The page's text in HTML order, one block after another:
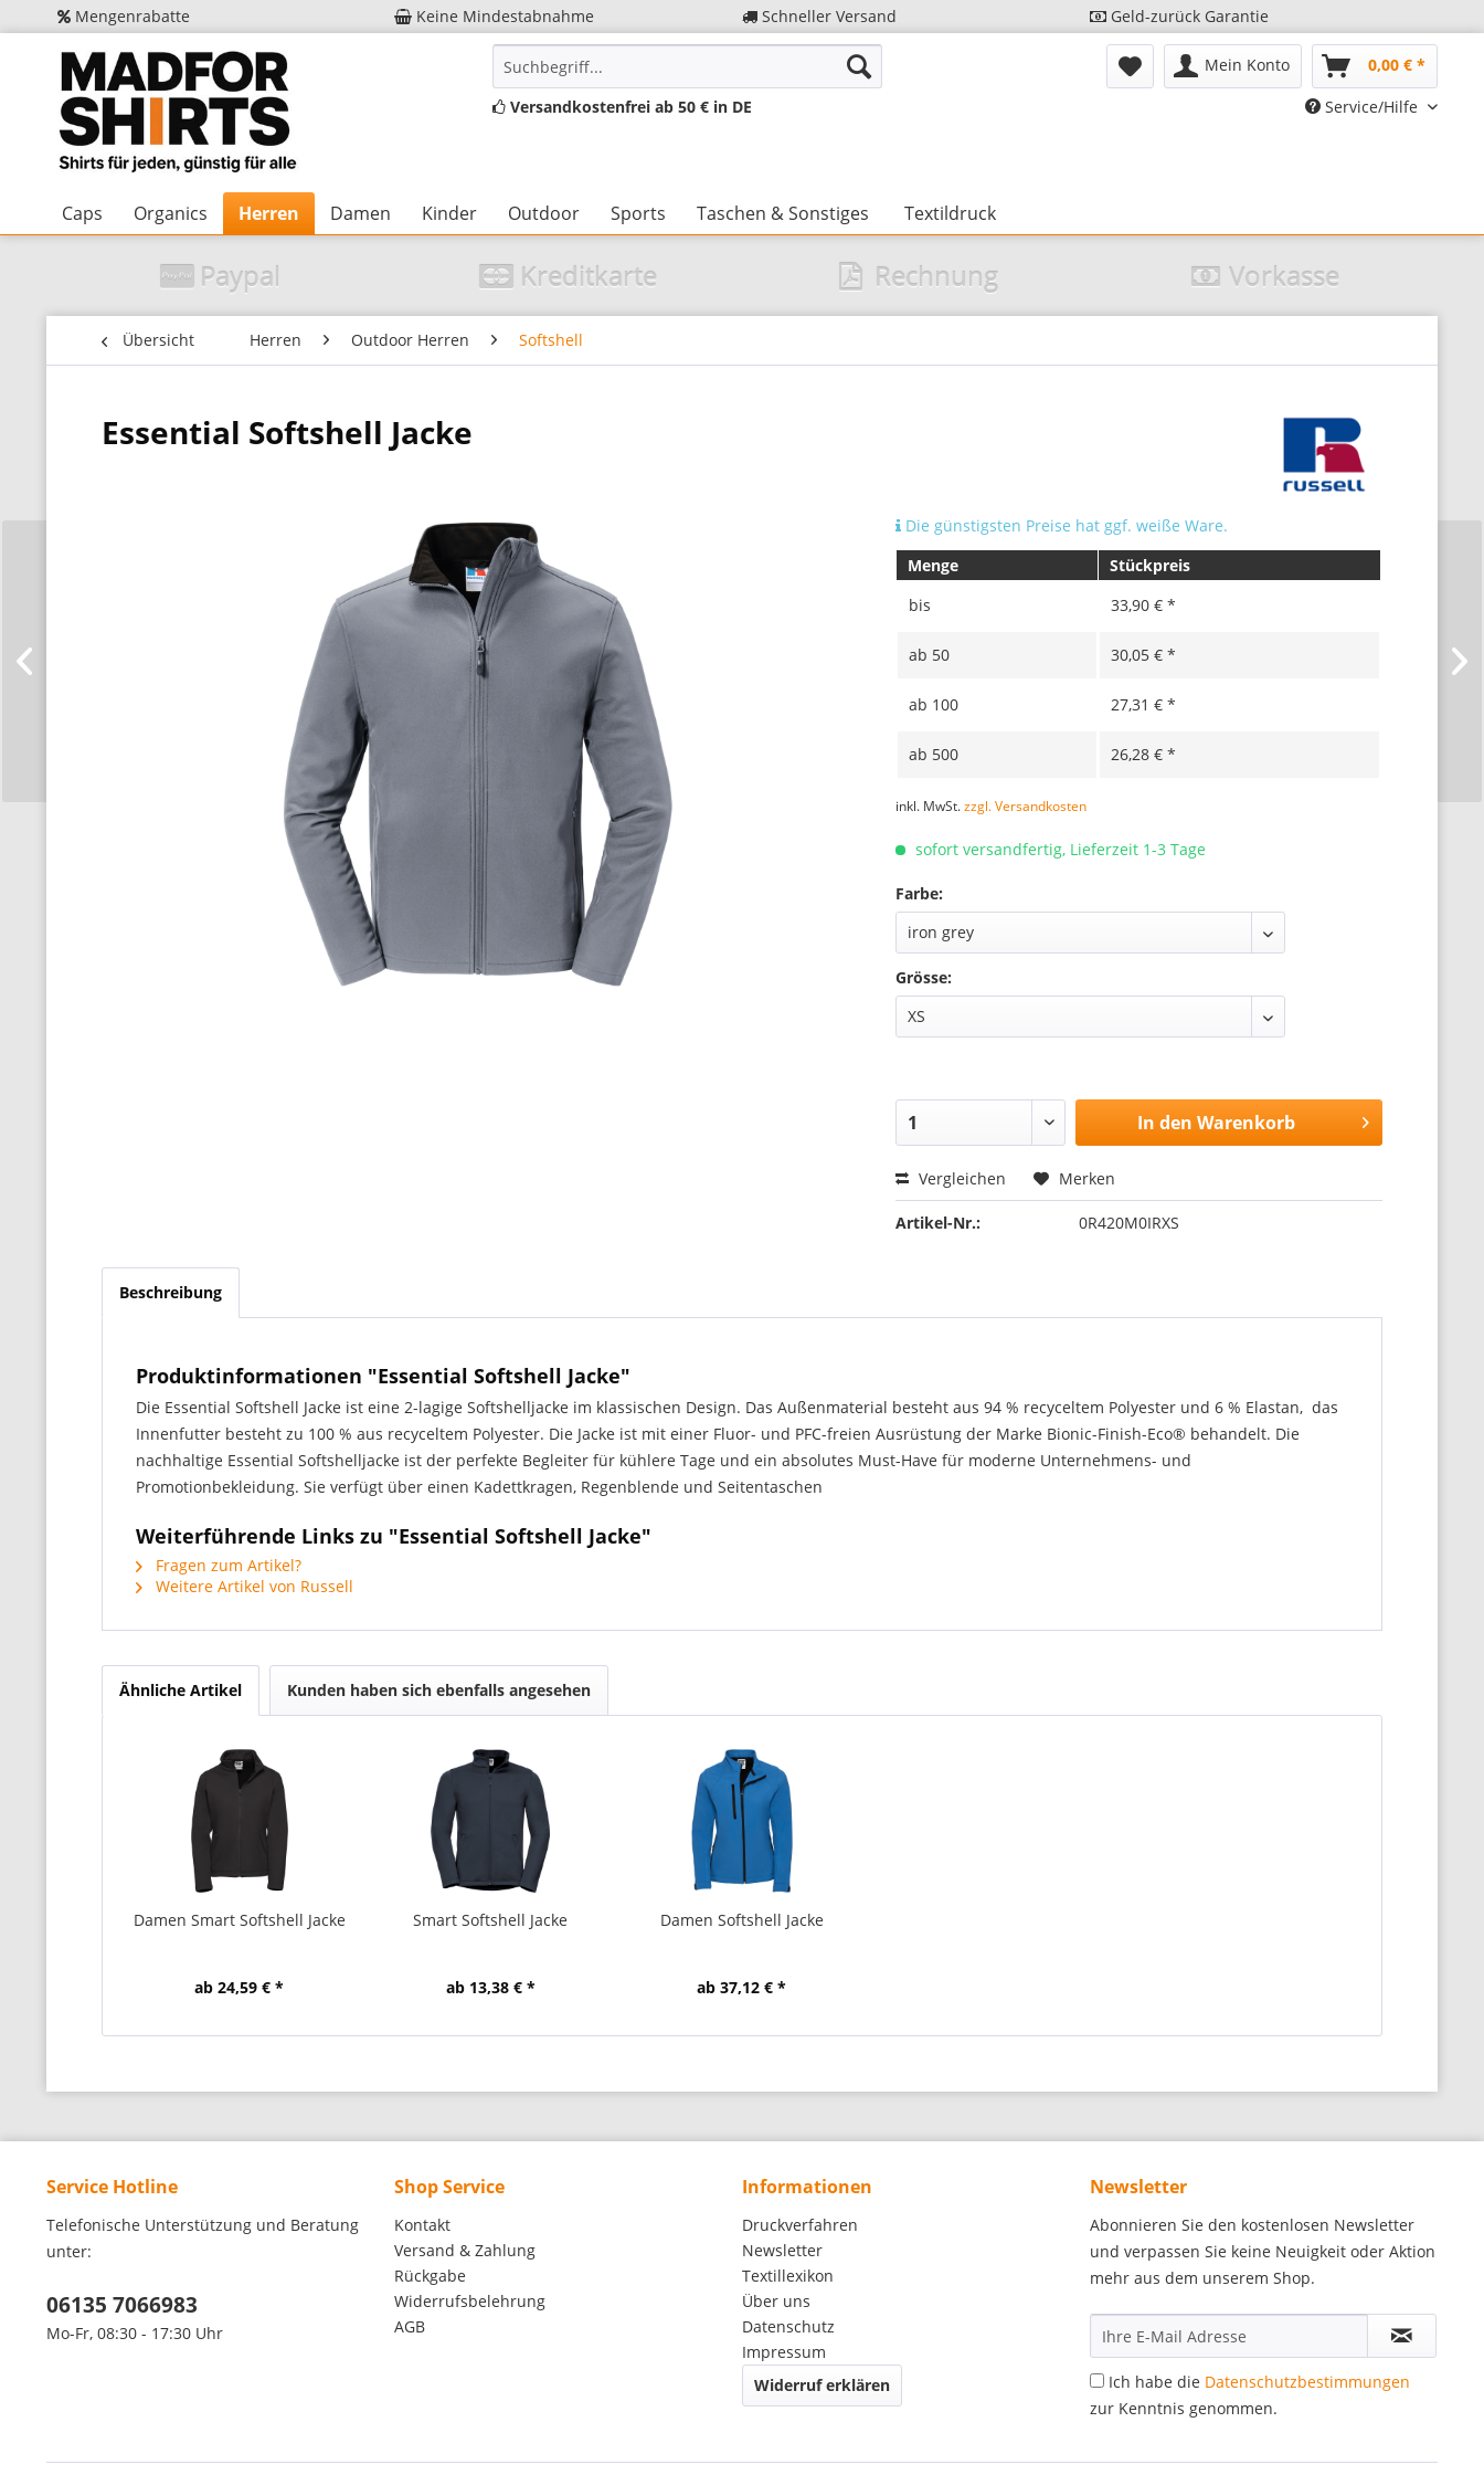
Mengenrabatte Keine Mindestabnahme Schneller Versand Geld-zurück Garantie
Mein Konto
0,00 € *
Versandkostenfrei ab 50 € in DE
Service/Hilfe
Caps Organics Herren Damen Kinder Outdoor Sports Taschen & Sonstiges Textildruck
Paypal Kreditkarte Rechnung Vorkasse
Übersicht Herren Outdoor Herren Softshell
Essential Softshell Jacke
Die günstigsten Preise hat ggf. weiße Ware.
Menge
Stückpreis
bis
33,90 € *
ab 50 30,05 € *
ab 100 27,31 € *
ab 500 26,28 € *
inkl. MwSt.zzgl. Versandkosten
sofort versandfertig, Lieferzeit 1-3 Tage
Farbe:
Grösse:
In den Warenkorb
Vergleichen Merken
Artikel-Nr.: 0R420M0IRXS
Beschreibung
Produktinformationen "Essential Softshell Jacke"
Die Essential Softshell Jacke ist eine 2-lagige Softshelljacke im klassischen Design. Das Außenmaterial besteht aus 94 % recyceltem Polyester und 6 % Elastan, das
Innenfutter besteht zu 100 % aus recyceltem Polyester. Die Jacke ist mit einer Fluor- und PFC-freien Ausrüstung der Marke Bionic-Finish-Eco® behandelt. Die
nachhaltige Essential Softshelljacke ist der perfekte Begleiter für kühlere Tage und ein absolutes Must-Have für moderne Unternehmens- und
Promotionbekleidung. Sie verfügt über einen Kadettkragen, Regenblende und Seitentaschen
Weiterführende Links zu "Essential Softshell Jacke"
Fragen zum Artikel?
Weitere Artikel von Russell
Ähnliche Artikel Kunden haben sich ebenfalls angesehen
Damen Smart Softshell Jacke
ab 24,59 € *
Smart Softshell Jacke
ab 13,38 € *
Damen Softshell Jacke
ab 37,12 € *
Service Hotline
Telefonische Unterstützung und Beratung
unter:
06135 7066983
Mo-Fr, 08:30 - 17:30 Uhr
Shop Service
Kontakt
Versand & Zahlung
Rückgabe
Widerrufsbelehrung
AGB
Informationen
Druckverfahren
Newsletter
Textillexikon
Über uns
Datenschutz
Impressum
Widerruf erklären
Newsletter
Abonnieren Sie den kostenlosen Newsletter
und verpassen Sie keine Neuigkeit oder Aktion
mehr aus dem unserem Shop.
Ich habe die Datenschutzbestimmungen
zur Kenntnis genommen.